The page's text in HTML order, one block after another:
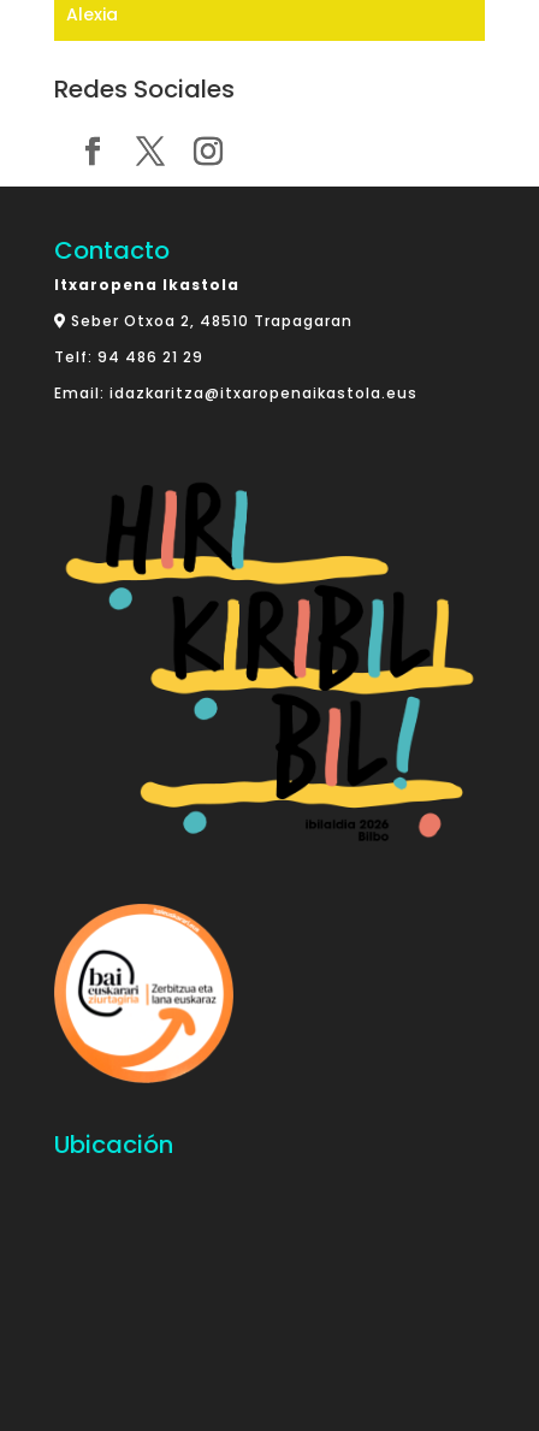
Alexia
Redes Sociales
Contacto
Itxaropena Ikastola
Seber Otxoa 2, 48510 Trapagaran
Telf: 94 486 21 29
Email: idazkaritza@itxaropenaikastola.eus
Ubicación